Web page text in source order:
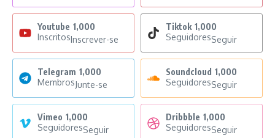
Youtube 1,000
InscritosInscrever-se
Tiktok 1,000
SeguidoresSeguir
Telegram 1,000
MembrosJunte-se
Soundcloud 1,000
SeguidoresSeguir
Vimeo 1,000
SeguidoresSeguir
Dribbble 1,000
SeguidoresSeguir